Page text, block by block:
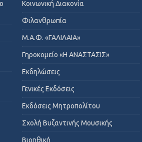
Κοινωνική Διακονία
Φιλανθρωπία
Μ.Α.Φ. «ΓΑΛΙΛΑΙΑ»
Γηροκομείο «Η ΑΝΑΣΤΑΣΙΣ»
Εκδηλώσεις
Γενικές Εκδόσεις
Εκδόσεις Μητροπολίτου
Σχολή Βυζαντινής Μουσικής
Βιοηθική